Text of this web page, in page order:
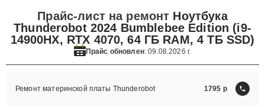
Прайс-лист на ремонт Ноутбука
Thunderobot 2024 Bumblebee Edition (i9-
14900HX, RTX 4070, 64 ГБ RAM, 4 ТБ SSD)
Прайс обновлен: 09.08.2026 г.
Ремонт материнской платы Thunderobot 1795